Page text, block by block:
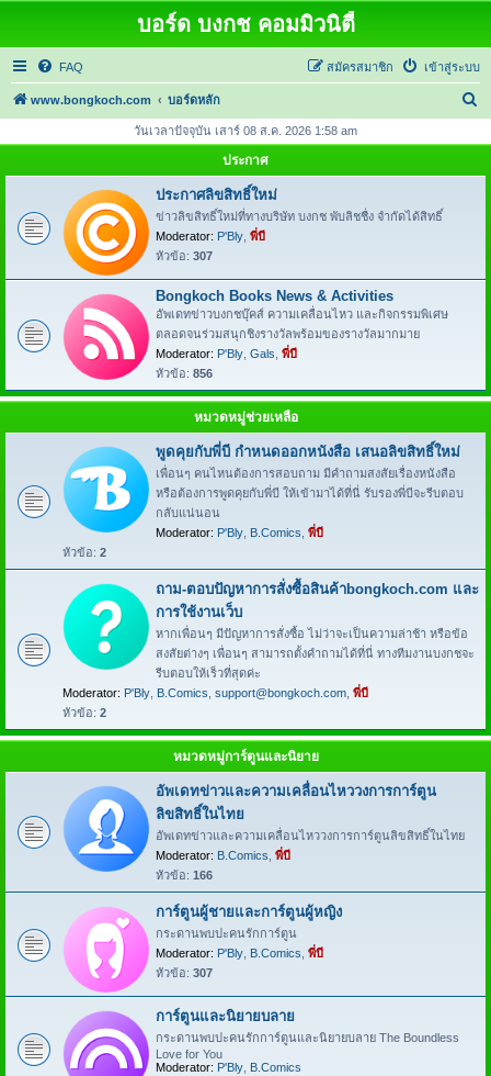
บอร์ด บงกช คอมมิวนิตี้
FAQ เข้าสู่ระบบ
สมัครสมาชิก
www.bongkoch.com บอร์ดหลัก
า
วันเวลาปัจจุบัน เสาร์ 08 ส.ค. 2026 1:58 am
ประกาศ
ประกาศลิขสิทธิ์ใหม่
ข่าวลิขสิทธิ์ใหม่ที่ทางบริษัท บงกช พับลิชชื่ง จำกัดได้สิทธิ์
Moderator: P'Bly พี่บี
หัวข้อ: 307
Bongkoch Books News & Activities
อัพเดทข่าวบงกชบุ๊คส์ ความเคลื่อนไหว และกิจกรรมพิเศษ
ตลอดจนร่วมสนุกชิงรางวัลพร้อมของรางวัลมากมาย
Moderator: P'Bly Gals พี่บี
หัวข้อ: 856
หมวดหมู่ช่วยเหลือ
พูดคุยกับพี่บี กำหนดออกหนังสือ เสนอลิขสิทธิ์ใหม่
เพื่อนๆ คนไหนต้องการสอบถาม มีคำถามสงสัยเรื่องหนังสือ
หรือต้องการพูดคุยกับพี่บี ให้เข้ามาได้ที่นี่ รับรองพี่บีจะรีบตอบ
กลับแน่นอน
Moderator: P'Bly B.Comics พี่บี
หัวข้อ: 2
ถาม-ตอบปัญหาการสั่งซื้อสินค้าbongkoch.com และ
การใช้งานเว็บ
หากเพื่อนๆ มีปัญหาการสั่งซื้อ ไม่ว่าจะเป็นความล่าช้า หรือข้อ
สงสัยต่างๆ เพื่อนๆ สามารถตั้งคำถามได้ที่นี่ ทางทีมงานบงกชจะ
รีบตอบให้เร็วที่สุดค่ะ
Moderator: P'Bly B.Comics support@bongkoch.com พี่บี
หัวข้อ: 2
หมวดหมู่การ์ตูนและนิยาย
อัพเดทข่าวและความเคลื่อนไหววงการการ์ตูน
ลิขสิทธิ์ในไทย
อัพเดทข่าวและความเคลื่อนไหววงการการ์ตูนลิขสิทธิ์ในไทย
Moderator: B.Comics พี่บี
หัวข้อ: 166
การ์ตูนผู้ชายและการ์ตูนผู้หญิง
กระดานพบปะคนรักการ์ตูน
Moderator: P'Bly B.Comics พี่บี
หัวข้อ: 307
การ์ตูนและนิยายบลาย
กระดานพบปะคนรักการ์ตูนและนิยายบลาย The Boundless
Love for You
Moderator: P'Bly B.Comics